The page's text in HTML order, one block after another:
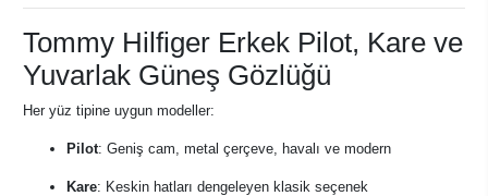
Tommy Hilfiger Erkek Pilot, Kare ve
Yuvarlak Güneş Gözlüğü
Her yüz tipine uygun modeller:
Pilot: Geniş cam, metal çerçeve, havalı ve modern
Kare: Keskin hatları dengeleyen klasik seçenek